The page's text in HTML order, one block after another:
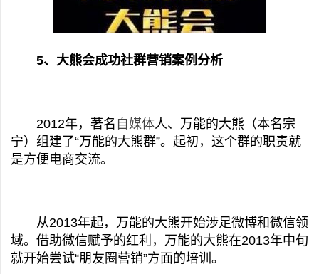
5、大熊会成功社群营销案例分析
2012年，著名 自媒体人、万能的大熊（本名宗
宁）组建了“万能的大熊群”。起初，这个群的职责就
是方便电商交流。
从2013年起，万能的大熊开始涉足微博和微信领
域。借助微信赋予的红利，万能的大熊在2013年中旬
就开始尝试“朋友圈营销”方面的培训。